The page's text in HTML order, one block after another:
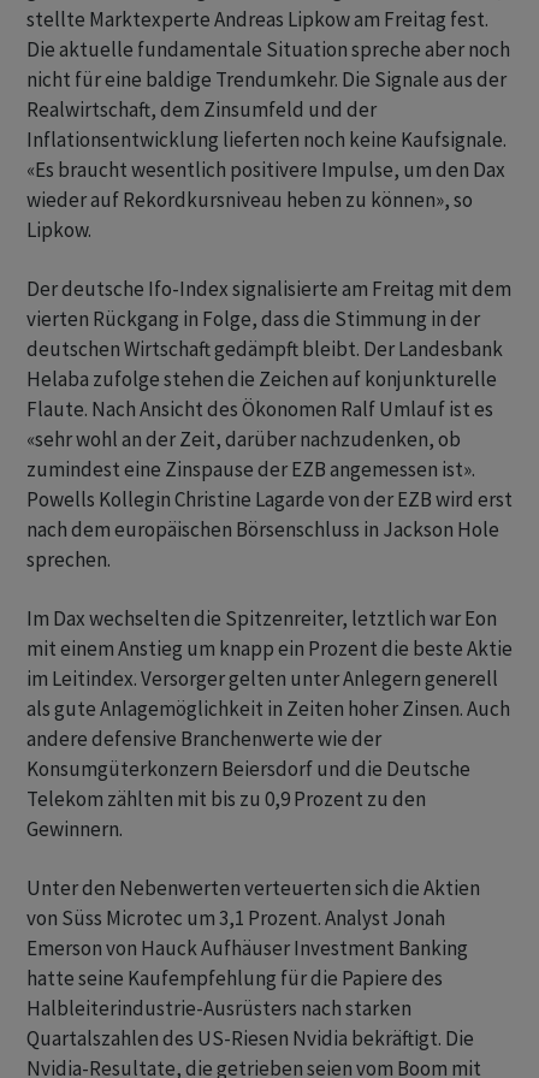
stellte Marktexperte Andreas Lipkow am Freitag fest.
Die aktuelle fundamentale Situation spreche aber noch
nicht für eine baldige Trendumkehr. Die Signale aus der
Realwirtschaft, dem Zinsumfeld und der
Inflationsentwicklung lieferten noch keine Kaufsignale.
«Es braucht wesentlich positivere Impulse, um den Dax
wieder auf Rekordkursniveau heben zu können», so
Lipkow.
Der deutsche Ifo-Index signalisierte am Freitag mit dem
vierten Rückgang in Folge, dass die Stimmung in der
deutschen Wirtschaft gedämpft bleibt. Der Landesbank
Helaba zufolge stehen die Zeichen auf konjunkturelle
Flaute. Nach Ansicht des Ökonomen Ralf Umlauf ist es
«sehr wohl an der Zeit, darüber nachzudenken, ob
zumindest eine Zinspause der EZB angemessen ist».
Powells Kollegin Christine Lagarde von der EZB wird erst
nach dem europäischen Börsenschluss in Jackson Hole
sprechen.
Im Dax wechselten die Spitzenreiter, letztlich war Eon
mit einem Anstieg um knapp ein Prozent die beste Aktie
im Leitindex. Versorger gelten unter Anlegern generell
als gute Anlagemöglichkeit in Zeiten hoher Zinsen. Auch
andere defensive Branchenwerte wie der
Konsumgüterkonzern Beiersdorf und die Deutsche
Telekom zählten mit bis zu 0,9 Prozent zu den
Gewinnern.
Unter den Nebenwerten verteuerten sich die Aktien
von Süss Microtec um 3,1 Prozent. Analyst Jonah
Emerson von Hauck Aufhäuser Investment Banking
hatte seine Kaufempfehlung für die Papiere des
Halbleiterindustrie-Ausrüsters nach starken
Quartalszahlen des US-Riesen Nvidia bekräftigt. Die
Nvidia-Resultate, die getrieben seien vom Boom mit